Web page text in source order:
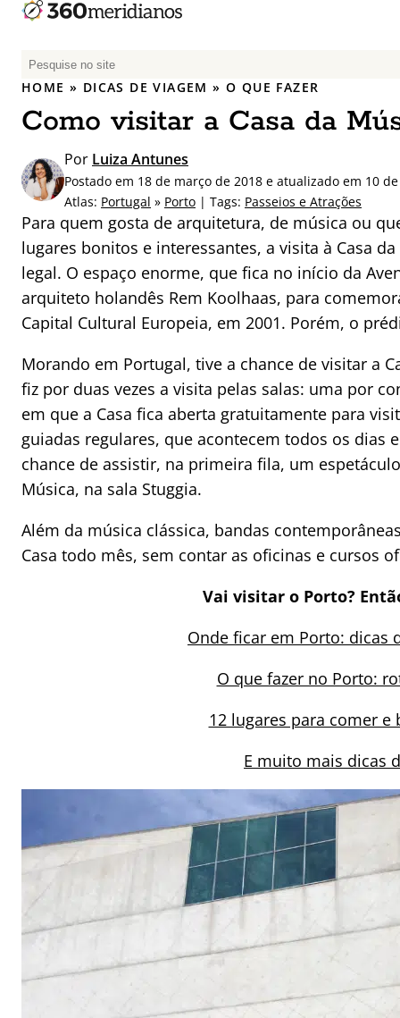
P
e
q
i
s
r
p
o
r
:
HOME » DICAS DE VIAGEM »O QUE FAZER
Como visitar a Casa da
Por Luiza Antunes
Postado em 18 de março de 2018 e atualizado em 10
Atlas: Portugal » Porto | Tags: Passeios e Atrações
Para quem gosta de arquitetura, de música ou
lugares bonitos e interessantes, a visita à Casa
legal. O espaço enorme, que fica no início da
arquiteto holandês Rem Koolhaas, para
Capital Cultural Europeia, em 2001. Porém, o
Morando em Portugal, tive a chance de visitar a
fiz por duas vezes a visita pelas salas: uma por
em que a Casa fica aberta gratuitamente para
guiadas regulares, que acontecem todos os dias
chance de assistir, na primeira fila, um
Música, na sala Stuggia.
Além da música clássica, bandas
Casa todo mês, sem contar as oficinas e cursos
Vai visitar o Porto?
Onde ficar em Porto: dicas
O que fazer no Porto:
12 lugares para comer e
E muito mais dicas